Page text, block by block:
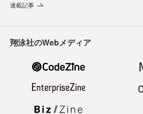
連載記事
翔泳社のWebメディア